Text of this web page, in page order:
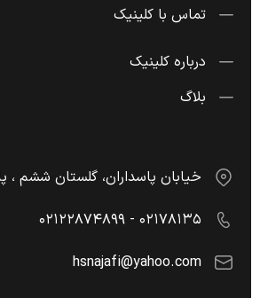
تماس با کلینیک
درباره کلینیک
بلاگ
خیابان پاسداران، گلستان ششم ،
۰۲۱۷۸۱۳۵ - ۰۲۱۲۲۸۷۴۸۹۹
hsnajafi@yahoo.com